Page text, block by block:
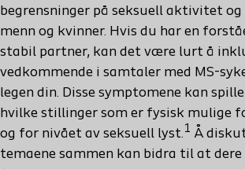
begrensninger på seksuell aktivitet og
menn og kvinner. Hvis du har en
stabil partner, kan det være lurt å
vedkommende i samtaler med MS-
legen din. Disse symptomene kan
hvilke stillinger som er fysisk mulige
og for nivået av seksuell lyst. 1 Å
temaene sammen kan bidra til at dere